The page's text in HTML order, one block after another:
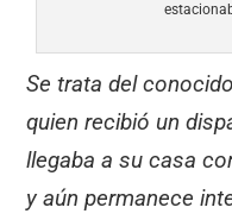
Se trata del
quien recibió un
llegaba a su casa
y aún permanece